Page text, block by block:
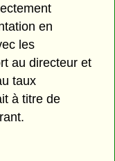
en
les
au directeur et
taux
à titre de